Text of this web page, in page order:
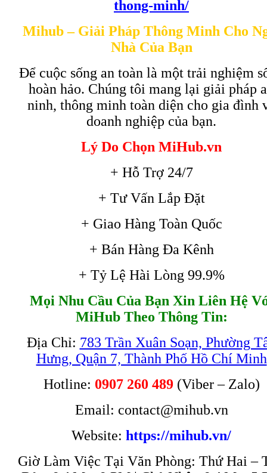
thong-minh/
Mihub – Giải Pháp Thông Minh Cho
Nhà Của Bạn
Để cuộc sống an toàn là một trải nghiệm
hoàn hảo. Chúng tôi mang lại giải pháp
ninh, thông minh toàn diện cho gia đình
doanh nghiệp của bạn.
Lý Do Chọn MiHub.vn
+ Hỗ Trợ 24/7
+ Tư Vấn Lắp Đặt
+ Giao Hàng Toàn Quốc
+ Bán Hàng Đa Kênh
+ Tỷ Lệ Hài Lòng 99.9%
Mọi Nhu Cầu Của Bạn Xin Liên Hệ
MiHub Theo Thông Tin:
Địa Chỉ: 783 Trần Xuân Soạn, Phường
Hưng, Quận 7, Thành Phố Hồ Chí Minh
Hotline: 0907 260 489(Viber – Zalo)
Email: contact@mihub.vn
Website: https://mihub.vn/
Giờ Làm Việc Tại Văn Phòng: Thứ Hai –